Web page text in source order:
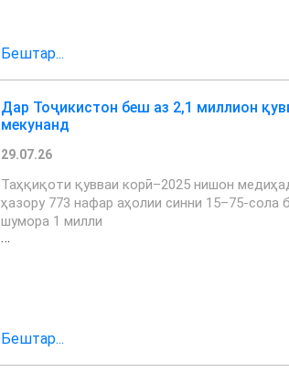
Бештар...
Дар Тоҷикистон беш аз 2,1 миллион
мекунанд
29.07.26
Таҳқиқоти қувваи корӣ–2025 нишон
ҳазору 773 нафар аҳолии синни 15–75-
шумора 1 милли
…
Бештар...